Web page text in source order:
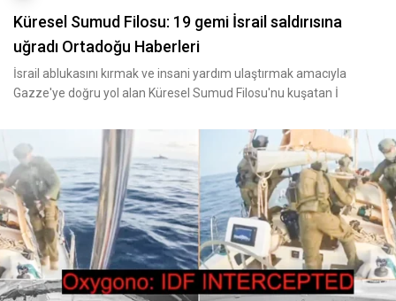
Küresel Sumud Filosu: 19 gemi İsrail saldırısına
uğradı Ortadoğu Haberleri
İsrail ablukasını kırmak ve insani yardım ulaştırmak amacıyla
Gazze'ye doğru yol alan Küresel Sumud Filosu'nu kuşatan İ